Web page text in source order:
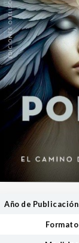
Año de Publicación
Formato